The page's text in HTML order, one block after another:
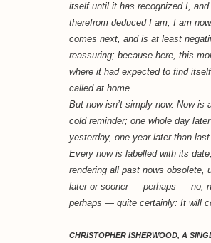
itself until it has recognized I, and
therefrom deduced I am, I am now.
comes next, and is at least
reassuring; because here, this
where it had expected to find
called at home.
But nowisn’t simply now. Nowis
cold reminder; one whole day
yesterday, one year later than last
Every nowis labelled with its date,
rendering all past nows obsolete,
later or sooner — perhaps — no,
perhaps — quite certainly: It will
CHRISTOPHER ISHERWOOD, A